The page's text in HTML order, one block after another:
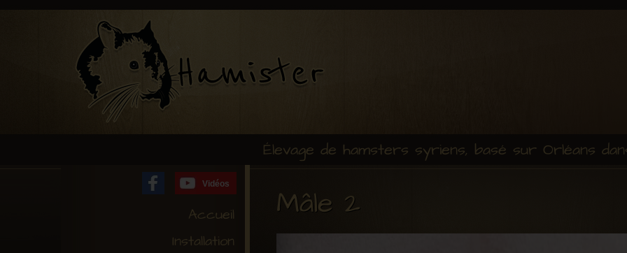
Élevage de hamsters syriens, basé sur Orléans
Vidéos
Accueil
Installation
Mâle 2